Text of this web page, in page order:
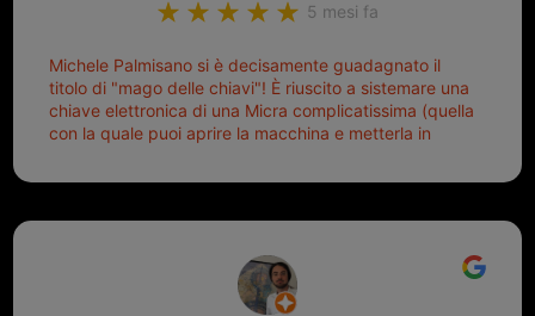
5 mesi fa
Michele Palmisano si è decisamente guadagnato il
titolo di "mago delle chiavi"! È riuscito a sistemare una
chiave elettronica di una Micra complicatissima (quella
con la quale puoi aprire la macchina e metterla in
pronta per la pattumiera... Avevo passato mesi con le
il coperchietto, la chiave era fissata con un filo di
che non ti staccasse la chiave dal blocchetto e
talvolta non faceva bene il contatto nel quadro e